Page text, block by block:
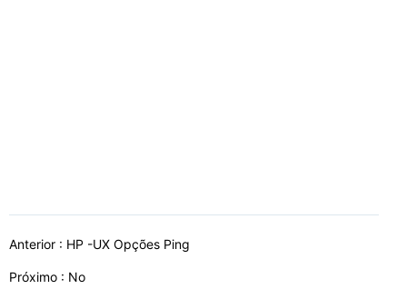
Anterior : HP -UX Opções Ping
Próximo : No